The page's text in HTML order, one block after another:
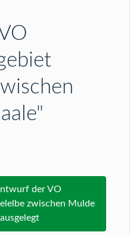
der VO
zwischen Mulde